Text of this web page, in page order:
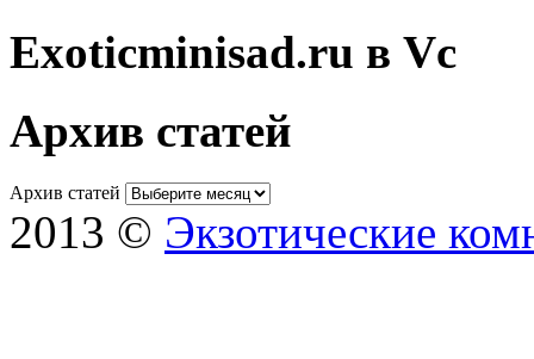
Exoticminisad.ru в Vc
Архив статей
Архив статей
2013 © Экзотические